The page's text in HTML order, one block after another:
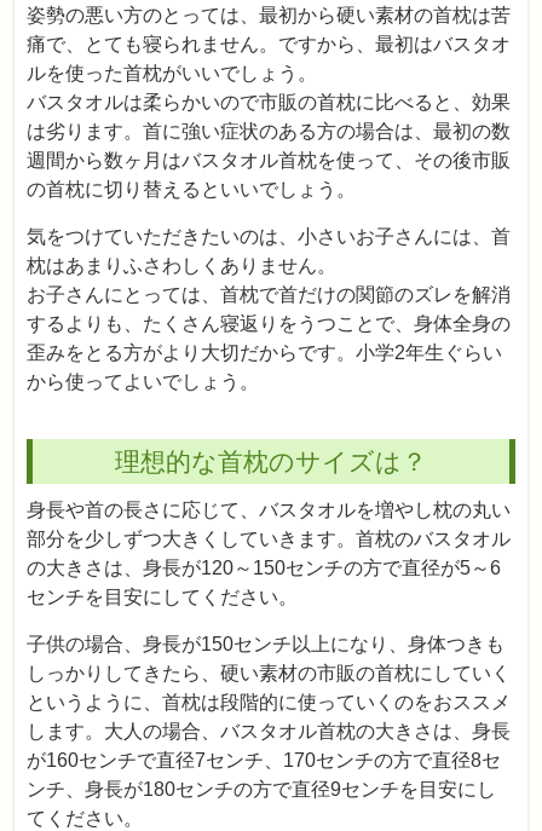
姿勢の悪い方のとっては、最初から硬い素材の首枕は苦
痛で、とても寝られません。ですから、最初はバスタオ
ルを使った首枕がいいでしょう。
バスタオルは柔らかいので市販の首枕に比べると、効果
は劣ります。首に強い症状のある方の場合は、最初の数
週間から数ヶ月はバスタオル首枕を使って、その後市販
の首枕に切り替えるといいでしょう。
気をつけていただきたいのは、小さいお子さんには、首
枕はあまりふさわしくありません。
お子さんにとっては、首枕で首だけの関節のズレを解消
するよりも、たくさん寝返りをうつことで、身体全身の
歪みをとる方がより大切だからです。小学2年生ぐらい
から使ってよいでしょう。
理想的な首枕のサイズは？
身長や首の長さに応じて、バスタオルを増やし枕の丸い
部分を少しずつ大きくしていきます。首枕のバスタオル
の大きさは、身長が120～150センチの方で直径が5～6
センチを目安にしてください。
子供の場合、身長が150センチ以上になり、身体つきも
しっかりしてきたら、硬い素材の市販の首枕にしていく
というように、首枕は段階的に使っていくのをおススメ
します。大人の場合、バスタオル首枕の大きさは、身長
が160センチで直径7センチ、170センチの方で直径8セ
ンチ、身長が180センチの方で直径9センチを目安にし
てください。